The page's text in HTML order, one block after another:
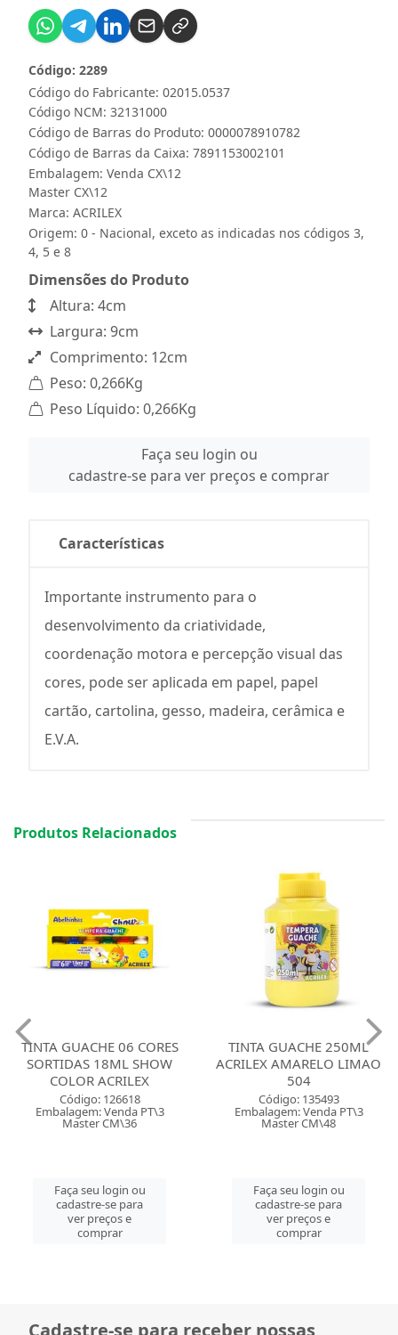
Código do Fabricante: 02015.0537
Código: 2289
Código NCM: 32131000
Código de Barras do Produto: 0000078910782
Código de Barras da Caixa: 7891153002101
Embalagem: Venda CX\12
Master CX\12
Marca: ACRILEX
Origem: 0 - Nacional, exceto as indicadas nos códigos 3,
4, 5 e 8
Dimensões do Produto
Altura: 4cm
Largura: 9cm
Comprimento: 12cm
Peso: 0,266Kg
Peso Líquido: 0,266Kg
Faça seu login ou
cadastre-se para ver preços e comprar
Características
Importante instrumento para o
desenvolvimento da criatividade,
coordenação motora e percepção visual das
cores, pode ser aplicada em papel, papel
cartão, cartolina, gesso, madeira, cerâmica e
E.V.A.
Produtos Relacionados
TINTA GUACHE 06 CORES
SORTIDAS 18ML SHOW
COLOR ACRILEX
Código: 126618
Embalagem: Venda PT\3
Master CM\36
Faça seu login ou
cadastre-se para
ver preços e
comprar
TINTA GUACHE 250ML
ACRILEX AMARELO LIMAO
504
Código: 135493
Embalagem: Venda PT\3
Master CM\48
Faça seu login ou
cadastre-se para
ver preços e
comprar
Cadastre-se para receber nossas